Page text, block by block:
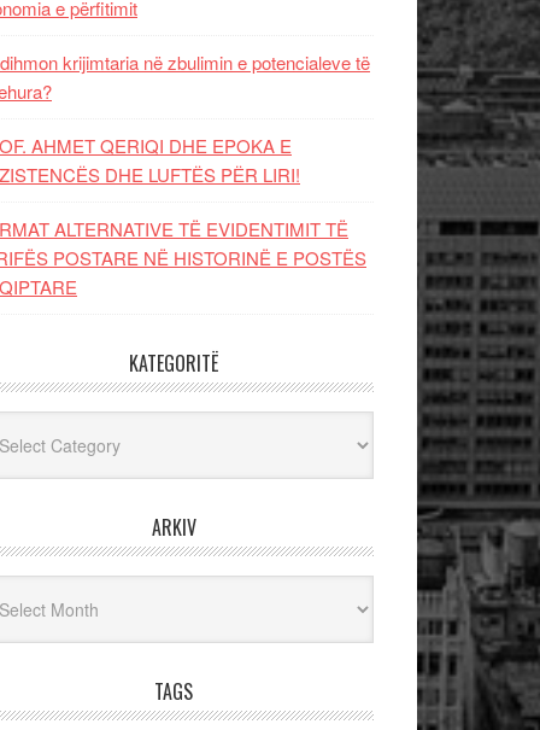
e përfitimit
krijimtaria në zbulimin e potencialeve të
AHMET QERIQI DHE EPOKA E
DHE LUFTЁS PЁR LIRI!
ALTERNATIVE TË EVIDENTIMIT TË
POSTARE NË HISTORINË E POSTËS
KATEGORITË
ARKIV
TAGS